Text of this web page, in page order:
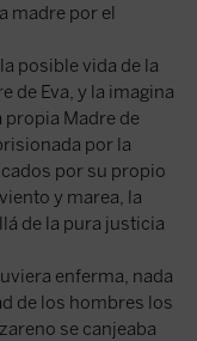
madre por el
posible vida de la
de Eva, y la imagina
propia Madre de
por la
por su propio
y marea, la
de la pura justicia
enferma, nada
de los hombres los
se canjeaba